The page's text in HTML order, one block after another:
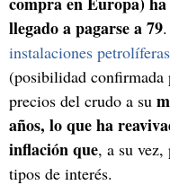
llegado a pagarse a 79.
instalaciones
(posibilidad
precios del crudo a su
años, lo que ha
inflación que, a su
tipos de interés.